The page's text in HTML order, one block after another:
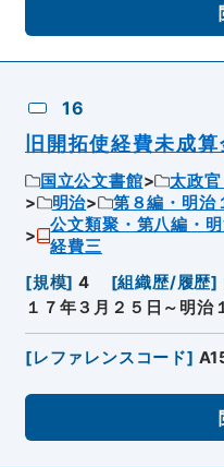
16
旧開拓使経費未成
国立公文書館 太政
明治
第８編・明治
公文類聚・第八編・
経費三
[規模] 4 [組織歴/履歴]
１７年３月２５日～明治
[レファレンスコード]